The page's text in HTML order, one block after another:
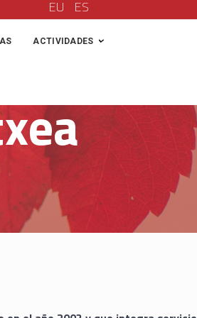
EU ES
ACTIVIDADES